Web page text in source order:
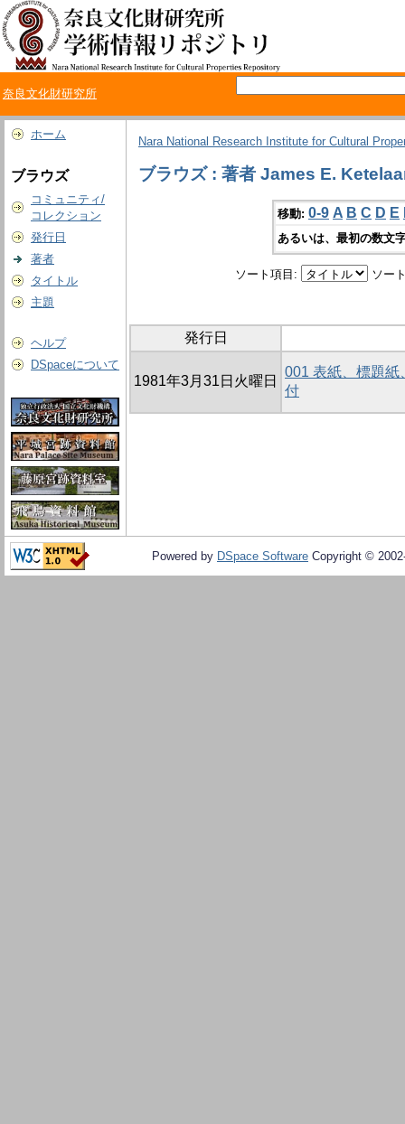
奈良文化財研究所
ホーム
ブラウズ
コミュニティ/
コレクション
発行日
著者
タイトル
主題
ヘルプ
DSpaceについて
Nara National Research Institute for Cultural
ブラウズ : 著者 James E.
移動: 0-9 A B C D E
あるいは、最初の数文
ソート項目: ソー
発行日
1981年3月31日火曜日
001 表紙、標題紙
付
Powered by DSpace Software Copyright ©